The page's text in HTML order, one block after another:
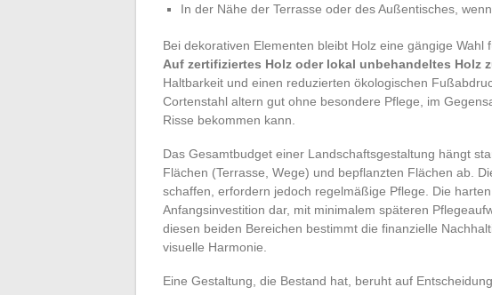
In der Nähe der Terrasse oder des Außentisches,
Bei dekorativen Elementen bleibt Holz eine gängige Wahl
Auf zertifiziertes Holz oder lokal unbehandeltes Holz
Haltbarkeit und einen reduzierten ökologischen
Cortenstahl altern gut ohne besondere Pflege, im
Risse bekommen kann.
Das Gesamtbudget einer Landschaftsgestaltung hängt
Flächen (Terrasse, Wege) und bepflanzten Flächen ab.
schaffen, erfordern jedoch regelmäßige Pflege. Die
Anfangsinvestition dar, mit minimalem späteren
diesen beiden Bereichen bestimmt die finanzielle
visuelle Harmonie.
Eine Gestaltung, die Bestand hat, beruht auf